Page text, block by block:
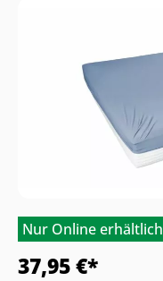
Nur Online erhältlich
37,95 €*